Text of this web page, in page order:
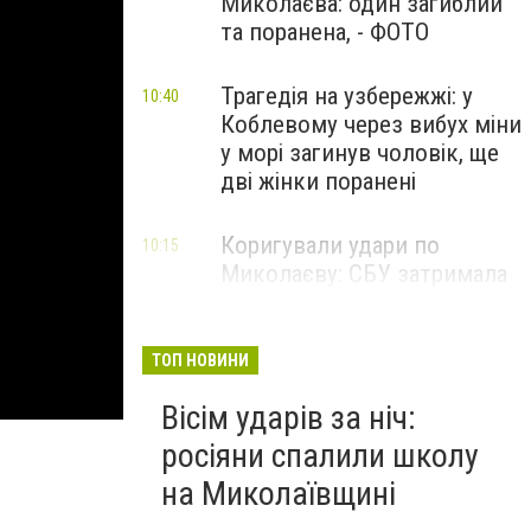
та поранена, - ФОТО
Трагедія на узбережжі: у
Коблевому через вибух міни
у морі загинув чоловік, ще
дві жінки поранені
10:40
Коригували удари по
Миколаєву: СБУ затримала
10:15
ТОП НОВИНИ
Вісім ударів за ніч:
росіяни спалили школу
на Миколаївщині